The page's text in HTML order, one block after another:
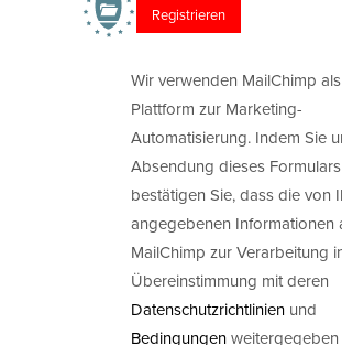
Wir verwenden MailChimp
Plattform zur Marketing-
Automatisierung. Indem Sie
Absendung dieses
bestätigen Sie, dass die von
angegebenen Informationen
MailChimp zur Verarbeitung
Übereinstimmung mit deren
Datenschutzrichtlinien und
Bedingungen